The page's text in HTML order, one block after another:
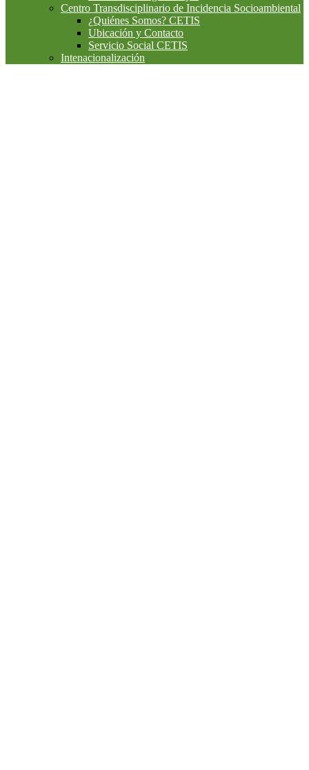
Centro Transdisciplinario de Incidencia Socioambiental
¿Quiénes Somos? CETIS
Ubicación y Contacto
Servicio Social CETIS
Intenacionalización